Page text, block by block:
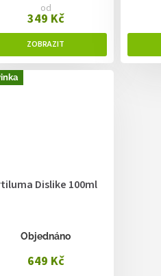
od
349 Kč
Dislike 100ml
Objednáno
649 Kč